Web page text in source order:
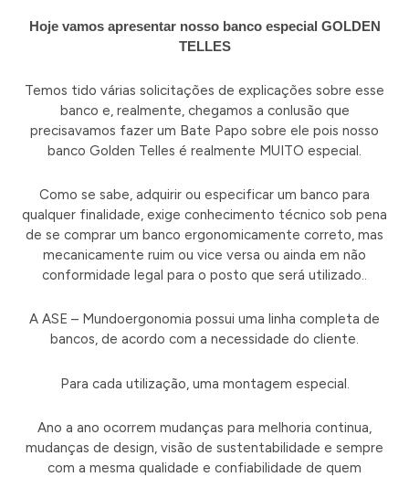
Hoje vamos apresentar nosso banco especial GOLDEN
TELLES
Temos tido várias solicitações de explicações sobre esse
banco e, realmente, chegamos a conlusão que
precisavamos fazer um Bate Papo sobre ele pois nosso
banco Golden Telles é realmente MUITO especial.
Como se sabe, adquirir ou especificar um banco para
qualquer finalidade, exige conhecimento técnico sob pena
de se comprar um banco ergonomicamente correto, mas
mecanicamente ruim ou vice versa ou ainda em não
conformidade legal para o posto que será utilizado..
A ASE – Mundoergonomia possui uma linha completa de
bancos, de acordo com a necessidade do cliente.
Para cada utilização, uma montagem especial.
Ano a ano ocorrem mudanças para melhoria continua,
mudanças de design, visão de sustentabilidade e sempre
com a mesma qualidade e confiabilidade de quem